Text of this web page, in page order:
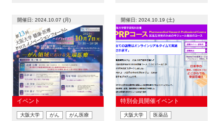
施設・アクセス
FAQ
イベントお知らせメール登録
開催日: 2024.10.07 (月)
イベント
大阪大学 がん
がん医療
開催日: 2024.10.19 (土)
特別会員開催イベント
大阪大学 医薬品